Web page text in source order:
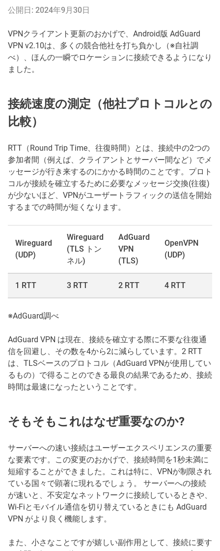
公開日: 2024年9月30日
VPNクライアント更新のおかげで、Android版 AdGuard
VPN v2.10は、多くの競合他社を打ち負かし（※自社調
べ）、ほんの一瞬でロケーションに接続できるようになり
ました。
接続速度の測定（他社プロトコルとの
比較）
RTT（Round Trip Time、往復時間）とは、接続中の2つの
参加者間（例えば、クライアントとサーバー間など）でメ
ッセージが行き来するのにかかる時間のことです。プロト
コルが接続を確立するために必要なメッセージ交換(往復)
が少ないほど、VPNがユーザートラフィックの送信を開始
するまでの時間が短くなります。
Wireguard
(UDP)
Wireguard
(TLS トン
ネル)
AdGuard
VPN
(TLS)
OpenVPN
(UDP)
1 RTT 3 RTT 2 RTT 4 RTT
※AdGuard調べ
AdGuard VPN は現在、接続を確立する際に不要な往復通
信を回避し、その数を4から2に減らしています。2 RTT
は、TLSベースのプロトコル（AdGuard VPNが使用してい
るもの）で得ることのできる最良の結果であるため、接続
時間は最速になったということです。
そもそもこれはなぜ重要なのか?
サーバーへの速い接続はユーザーエクスペリエンスの重要
な要素です。この変更のおかげで、接続時間を1秒未満に
短縮することができました。これは特に、VPNが制限され
ている国々で顕著に現れるでしょう。 サーバーへの接続
が速いと、不安定なネットワークに接続しているときや、
Wi-Fiとモバイル通信を切り替えているときにも AdGuard
VPN がより良く機能します。
また、小さなことですが嬉しい副作用として、接続に要す